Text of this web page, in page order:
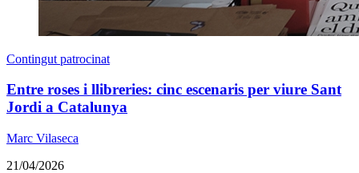
Contingut patrocinat
Entre roses i llibreries: cinc escenaris per viure Sant
Jordi a Catalunya
Marc Vilaseca
21/04/2026